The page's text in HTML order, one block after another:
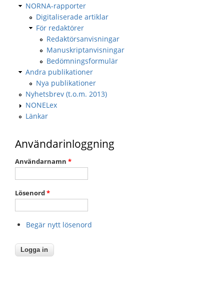
NORNA-rapporter
Digitaliserade artiklar
För redaktörer
Redaktörsanvisningar
Manuskriptanvisningar
Bedömningsformulär
Andra publikationer
Nya publikationer
Nyhetsbrev (t.o.m. 2013)
NONELex
Länkar
Användarinloggning
Användarnamn *
Lösenord*
Begär nytt lösenord